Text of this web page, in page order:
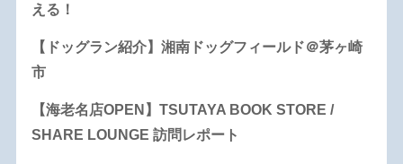
える！
【ドッグラン紹介】湘南ドッグフィールド＠茅ヶ崎
市
【海老名店OPEN】TSUTAYA BOOK STORE /
SHARE LOUNGE 訪問レポート